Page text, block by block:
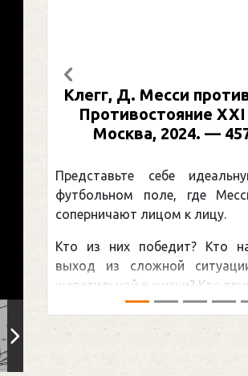
Клегг, Д. Месси
Противостояние
Москва, 2024. —
Представьте себе
футбольном поле, где
соперничают лицом к лицу.
Кто из них победит? Кто
выход из сложной
щепетильной в жизни? Кто
Предыдущий